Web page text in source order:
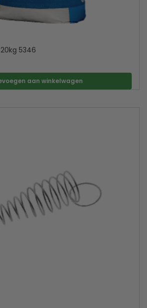
5346
aan winkelwagen